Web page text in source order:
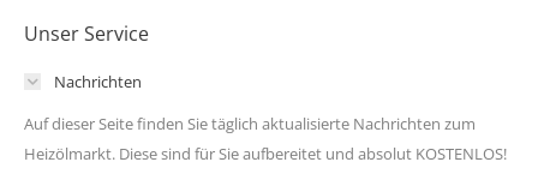
Unser Service
Nachrichten
Auf dieser Seite finden Sie täglich aktualisierte Nachrichten zum
Heizölmarkt. Diese sind für Sie aufbereitet und absolut KOSTENLOS!